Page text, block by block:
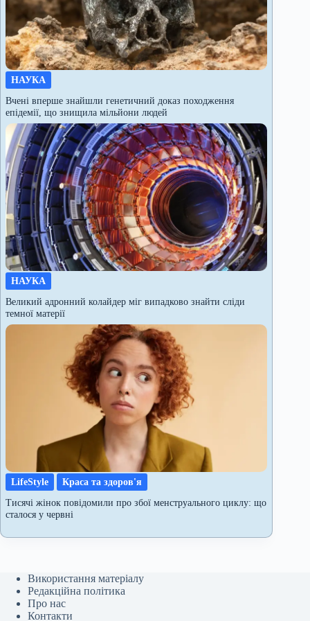
НАУКА
Вчені вперше знайшли генетичний доказ походження
епідемії, що знищила мільйони людей
НАУКА
Великий адронний колайдер міг випадково знайти сліди
темної матерії
LifeStyle
Краса та здоров'я
Тисячі жінок повідомили про збої менструального циклу: що
сталося у червні
Використання матеріалу
Редакційна політика
Про нас
Контакти